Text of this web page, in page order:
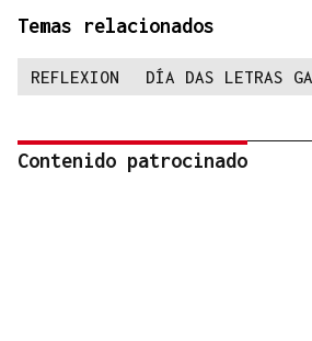
Temas relacionados
REFLEXION DÍA DAS LETRAS
Contenido patrocinado